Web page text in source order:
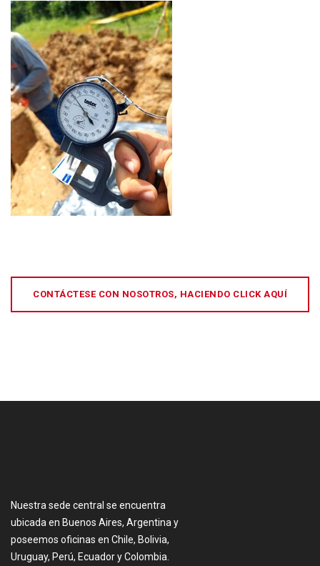
CONTÁCTESE CON NOSOTROS, HACIENDO CLICK AQUÍ
Nuestra sede central se encuentra
ubicada en Buenos Aires, Argentina y
poseemos oficinas en Chile, Bolivia,
Uruguay, Perú, Ecuador y Colombia.